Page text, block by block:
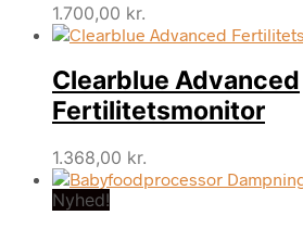
1.700,00 kr.
Clearblue Advanced
Fertilitetsmonitor
1.368,00 kr.
Nyhed!